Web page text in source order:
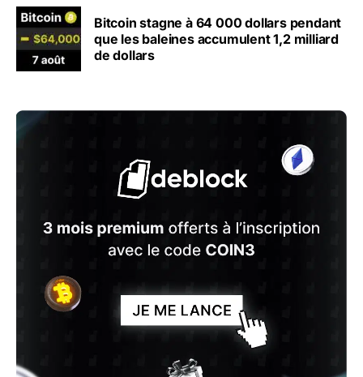
Bitcoin stagne à 64 000 dollars pendant
que les baleines accumulent 1,2 milliard
de dollars